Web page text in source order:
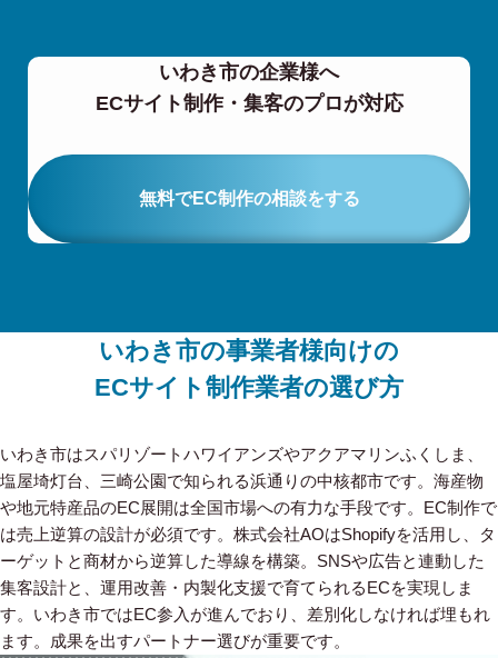
いわき市の企業様へ
ECサイト制作・集客のプロが対応
無料でEC制作の相談をする
いわき市の事業者様向けの
ECサイト制作業者の選び方
いわき市はスパリゾートハワイアンズやアクアマリンふくしま、
塩屋埼灯台、三崎公園で知られる浜通りの中核都市です。海産物
や地元特産品のEC展開は全国市場への有力な手段です。EC制作で
は売上逆算の設計が必須です。株式会社AOはShopifyを活用し、タ
ーゲットと商材から逆算した導線を構築。SNSや広告と連動した
集客設計と、運用改善・内製化支援で育てられるECを実現しま
す。いわき市ではEC参入が進んでおり、差別化しなければ埋もれ
ます。成果を出すパートナー選びが重要です。